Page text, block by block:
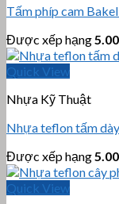
Tấm phíp cam
Được xếp hạng 5.00
Quick View
Nhựa Kỹ Thuật
Nhựa teflon tấm
Được xếp hạng 5.00
Quick View